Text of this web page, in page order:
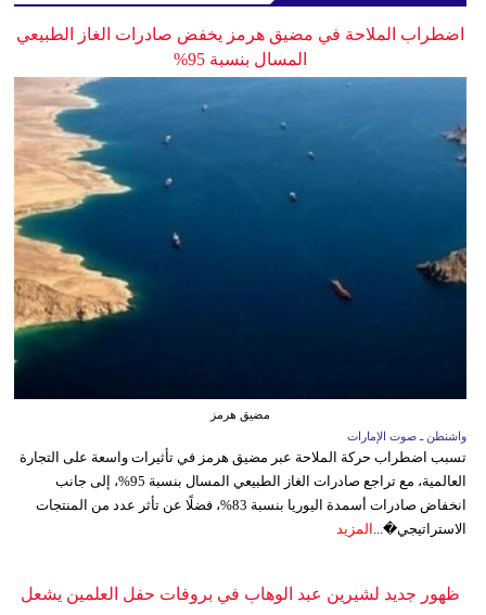
اضطراب الملاحة في مضيق هرمز يخفض صادرات الغاز الطبيعي
المسال بنسبة 95%
مضيق هرمز
واشنطن ـ صوت الإمارات
تسبب اضطراب حركة الملاحة عبر مضيق هرمز في تأثيرات واسعة على التجارة
العالمية، مع تراجع صادرات الغاز الطبيعي المسال بنسبة 95%، إلى جانب
انخفاض صادرات أسمدة اليوريا بنسبة 83%، فضلًا عن تأثر عدد من المنتجات
الاستراتيجي�... المزيد
ظهور جديد لشيرين عبد الوهاب في بروفات حفل العلمين يشعل